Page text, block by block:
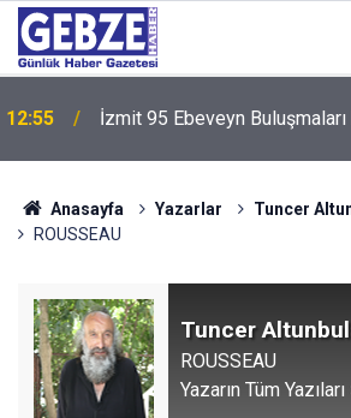
12:55 İzmit 95 Ebeveyn Buluşmaları
Anasayfa Yazarlar
Tuncer
ROUSSEAU
Tuncer
ROUSSEAU
Yazarın Tüm Yazıları